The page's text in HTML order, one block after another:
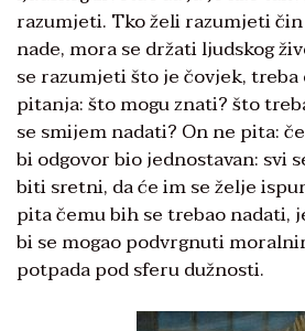
razumjeti. Tko želi razumjeti
nade, mora se držati ljudskog
se razumjeti što je čovjek,
pitanja: što mogu znati? što
se smijem nadati? On ne pita:
bi odgovor bio jednostavan: svi
biti sretni, da će im se želje
pita čemu bih se trebao nadati,
bi se mogao podvrgnuti
potpada pod sferu dužnosti.